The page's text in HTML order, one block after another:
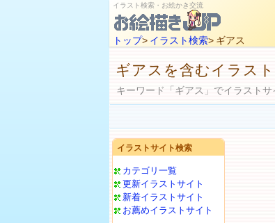
イラスト検索・お絵かき交流
トップ> イラスト検索> ギアス
ギアスを含むイラス
キーワード「ギアス」でイラストサ
イラストサイト検索
カテゴリ一覧
更新イラストサイト
新着イラストサイト
お薦めイラストサイト